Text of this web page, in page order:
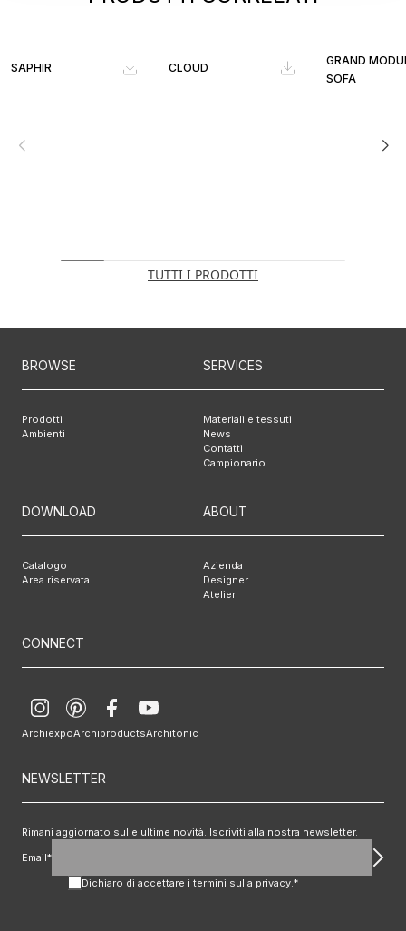
SAPHIR CLOUD
GRAND
SOFA
TUTTI I PRODOTTI
BROWSE
Prodotti
Ambienti
SERVICES
Materiali e tessuti
News
Contatti
Campionario
DOWNLOAD
Catalogo
Area riservata
ABOUT
Azienda
Designer
Atelier
CONNECT
ArchiexpoArchiproductsArchitonic
NEWSLETTER
Rimani aggiornato sulle ultime novità. Iscriviti alla nostra newsletter.
Email*
Dichiaro di accettare i termini sulla privacy.*